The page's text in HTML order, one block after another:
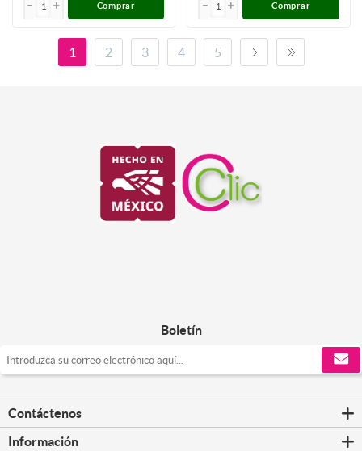
Comprar Comprar
1 2 3 4 5
Boletín
Contáctenos
Información